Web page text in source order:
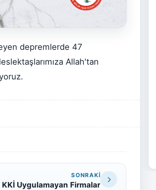
depremlerde 47
Allah'tan
SONRAKI
KKİ Uygulamayan Firmalar